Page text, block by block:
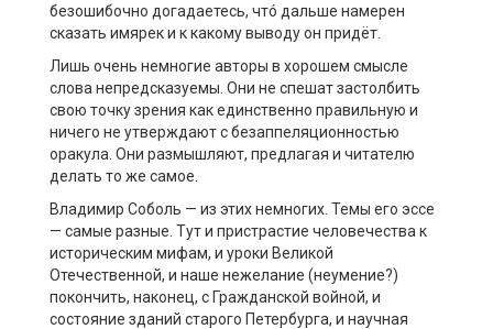
безошибочно догадаетесь, чтó дальше намерен
сказать имярек и к какому выводу он придёт.
Лишь очень немногие авторы в хорошем смысле
слова непредсказуемы. Они не спешат застолбить
свою точку зрения как единственно правильную и
ничего не утверждают с безаппеляционностью
оракула. Они размышляют, предлагая и читателю
делать то же самое.
Владимир Соболь — из этих немногих. Темы его эссе
— самые разные. Тут и пристрастие человечества к
историческим мифам, и уроки Великой
Отечественной, и наше нежелание (неумение?)
покончить, наконец, с Гражданской войной, и
состояние зданий старого Петербурга, и научная